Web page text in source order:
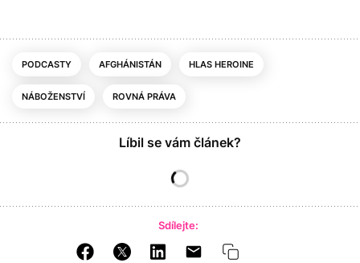
PODCASTY AFGHÁNISTÁN HLAS HEROINE
NÁBOŽENSTVÍ ROVNÁ PRÁVA
Líbil se vám článek?
Sdílejte: